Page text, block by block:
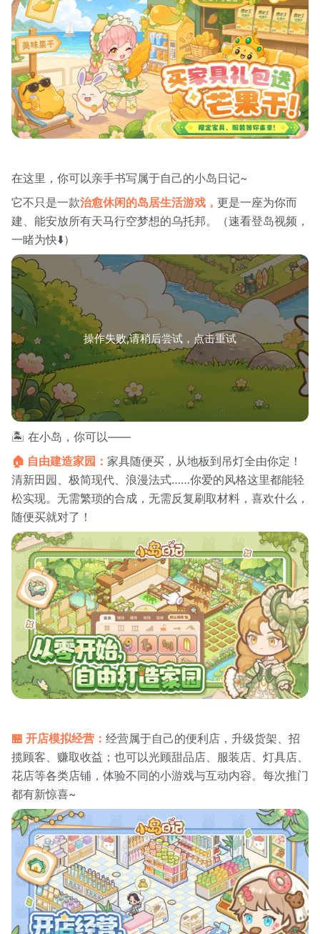
在这里，你可以亲手书写属于自己的小岛日记~
它不只是一款治愈休闲的岛居生活游戏， 更是一座为你而
建、能安放所有天马行空梦想的乌托邦。（速看登岛视频，
一睹为快⬇️）
操作失败,请稍后尝试，点击重试
🏝️ 在小岛，你可以——
🏠 自由建造家园： 家具随便买，从地板到吊灯全由你定！
清新田园、极简现代、浪漫法式……你爱的风格这里都能轻
松实现。无需繁琐的合成，无需反复刷取材料，喜欢什么，
随便买就对了！
🏪 开店模拟经营： 经营属于自己的便利店，升级货架、招
揽顾客、赚取收益；也可以光顾甜品店、服装店、灯具店、
花店等各类店铺，体验不同的小游戏与互动内容。每次推门
都有新惊喜~